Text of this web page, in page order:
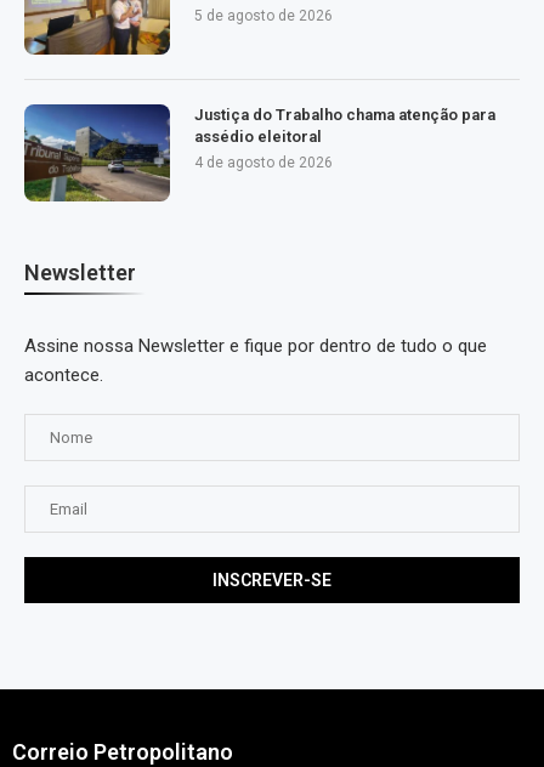
5 de agosto de 2026
Justiça do Trabalho chama atenção para
assédio eleitoral
4 de agosto de 2026
Newsletter
Assine nossa Newsletter e fique por dentro de tudo o que
acontece.
Correio Petropolitano